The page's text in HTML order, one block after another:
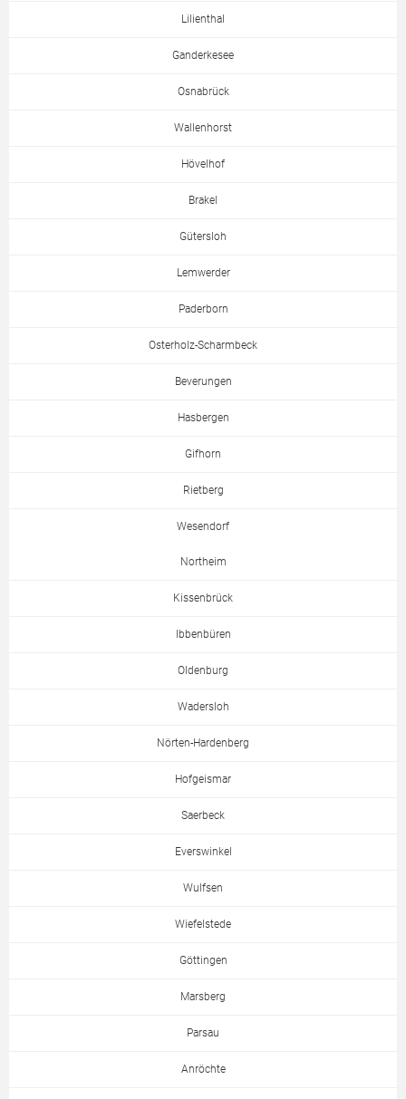
Lilienthal
Ganderkesee
Osnabrück
Wallenhorst
Hövelhof
Brakel
Gütersloh
Lemwerder
Paderborn
Osterholz-Scharmbeck
Beverungen
Hasbergen
Gifhorn
Rietberg
Wesendorf
Northeim
Kissenbrück
Ibbenbüren
Oldenburg
Wadersloh
Nörten-Hardenberg
Hofgeismar
Saerbeck
Everswinkel
Wulfsen
Wiefelstede
Göttingen
Marsberg
Parsau
Anröchte